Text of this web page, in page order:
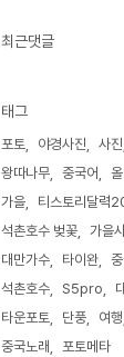
최근댓글
태그
포토 야경사진 사진
왕따나무
중국어
가을
티스토리달력
석촌호수 벚꽃
가을
대만가수
타이완
석촌호수
S5pro
타운포토
단풍 여행
중국노래
포토메타